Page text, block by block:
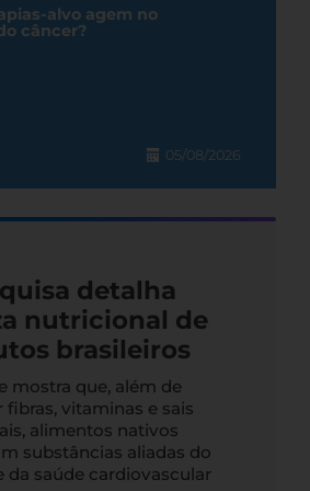
alvo agem no
câncer?
05/08/2026
detalha
nutricional de
brasileiros
mostra que, além de
fibras, vitaminas e sais
alimentos nativos
substâncias aliadas do
da saúde cardiovascular